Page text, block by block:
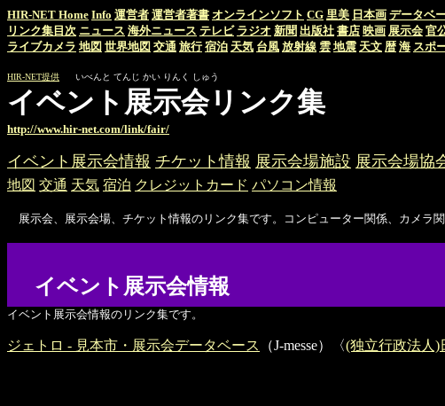
HIR-NET Home Info 運営者 運営者著書 オンラインソフト CG 里美 日本画 データベ
リンク集目次 ニュース 海外ニュース テレビ ラジオ 新聞 出版社 書店 映画 展示会 官
ライブカメラ 地図 世界地図 交通 旅行 宿泊 天気 台風 放射線 雲 地震 天文 暦 海 スポ
HIR-NET提供 いべんと てんじ かい りんく しゅう
イベント展示会リンク集
http://www.hir-net.com/link/fair/
イベント展示会情報 チケット情報 展示会場施設 展示会場協
地図 交通 天気 宿泊 クレジットカード パソコン情報
展示会、展示会場、チケット情報のリンク集です。コンピューター関係、カメラ
イベント展示会情報
イベント展示会情報のリンク集です。
ジェトロ - 見本市・展示会データベース （J-messe）〈(独立行政法人)